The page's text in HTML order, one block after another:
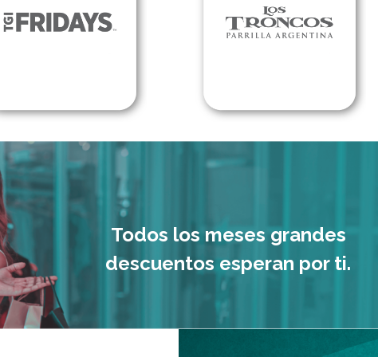
Todos los meses grandes
descuentos esperan por ti.